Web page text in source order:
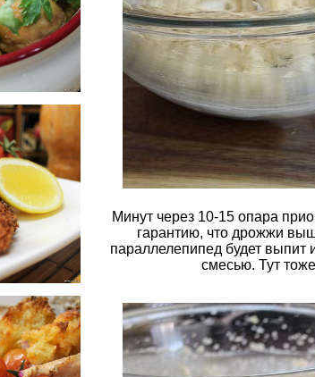
Минут через 10-15 опара
гарантию, что дрожжи
параллелепипед будет
смесью. Тут